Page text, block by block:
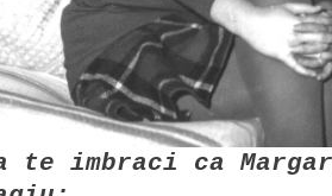
te imbraci ca